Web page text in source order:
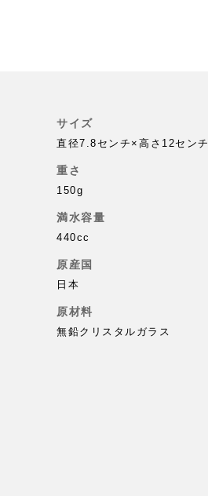
サイズ
直径7.8センチ×高さ12センチ
重さ
150g
満水容量
440cc
原産国
日本
原材料
無鉛クリスタルガラス